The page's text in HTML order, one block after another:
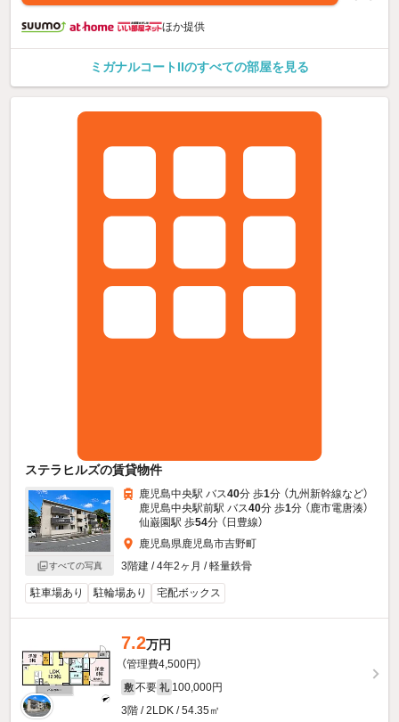
ほか提供
ミガナルコートIIのすべての部屋を見る
ステラヒルズの賃貸物件
すべての写真
鹿児島中央駅 バス40分 歩1分 （九州新幹線など）
鹿児島中央駅前駅 バス40分 歩1分 （鹿市電唐湊）
仙巌園駅 歩54分 （日豊線）
鹿児島県鹿児島市吉野町
3階建 / 4年2ヶ月 / 軽量鉄骨
駐車場あり 駐輪場あり 宅配ボックス
7.2万円
（管理費4,500円）
敷 不要 礼 100,000円
3階 / 2LDK / 54.35㎡